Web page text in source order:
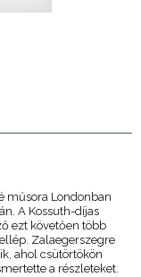
műsora Londonban
A Kossuth-díjas
ezt követően több
Zalaegerszegre
ahol csütörtökön
a részleteket.